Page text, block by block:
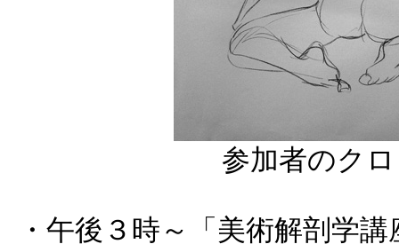
参加者のク
・午後３時～「美術解剖学